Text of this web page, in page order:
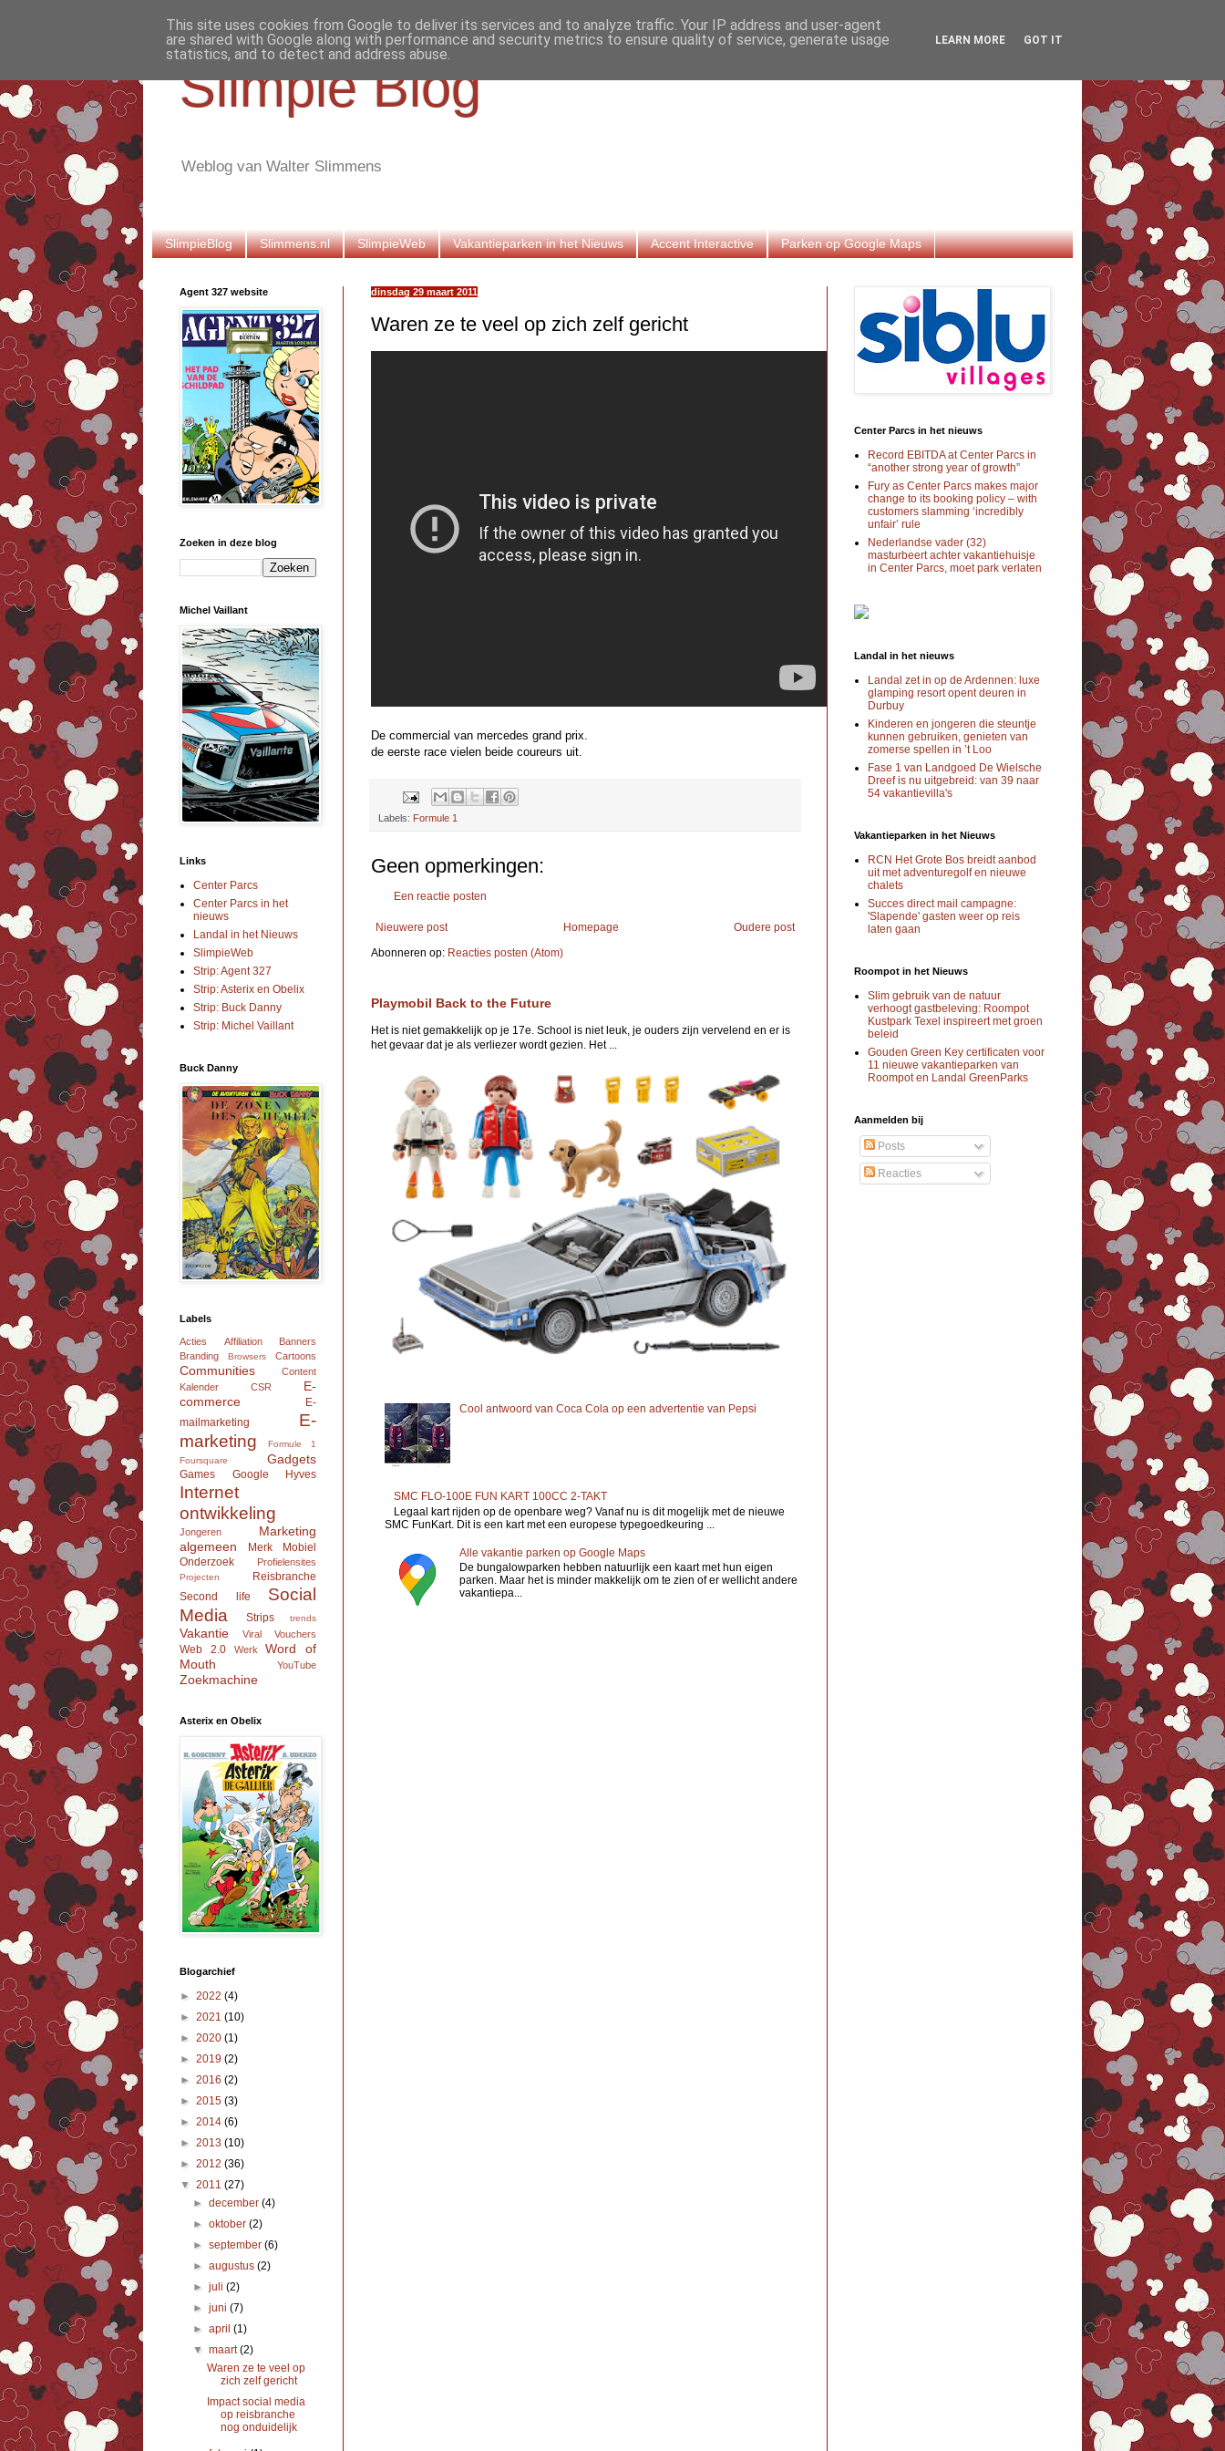
Slimpie Blog
Weblog van Walter Slimmens
SlimpieBlog Slimmens.nl SlimpieWeb Vakantieparken in het Nieuws Accent Interactive Parken op Google Maps
dinsdag 29 maart 2011
Waren ze te veel op zich zelf gericht
De commercial van mercedes grand prix.
de eerste race vielen beide coureurs uit.
Labels: Formule 1
Geen opmerkingen:
Een reactie posten
Nieuwere post Oudere post
Homepage
Abonneren op: Reacties posten (Atom)
Playmobil Back to the Future
Het is niet gemakkelijk op je 17e. School is niet leuk, je ouders zijn vervelend en er is
het gevaar dat je als verliezer wordt gezien. Het ...
Cool antwoord van Coca Cola op een advertentie van Pepsi
SMC FLO-100E FUN KART 100CC 2-TAKT
Legaal kart rijden op de openbare weg? Vanaf nu is dit mogelijk met de nieuwe
SMC FunKart. Dit is een kart met een europese typegoedkeuring ...
Alle vakantie parken op Google Maps
De bungalowparken hebben natuurlijk een kaart met hun eigen
parken. Maar het is minder makkelijk om te zien of er wellicht andere
vakantiepa...
Agent 327 website
Zoeken in deze blog
Michel Vaillant
Links
Center Parcs
Center Parcs in het
nieuws
Landal in het Nieuws
SlimpieWeb
Strip: Agent 327
Strip: Asterix en Obelix
Strip: Buck Danny
Strip: Michel Vaillant
Buck Danny
Labels
Acties Affiliation
Banners
Branding
Browsers Cartoons
Communities
Content
Kalender
CSR
E-
commerce
E-
mailmarketing
E-
marketing
Formule 1
Foursquare
Gadgets
Games Google Hyves
Internet
ontwikkeling
Jongeren
Marketing
algemeen
Merk
Mobiel
Onderzoek
Profielensites
Projecten
Reisbranche
Second life
Social
Media
Strips trends
Vakantie Viral Vouchers
Web 2.0 Werk
Word of
Mouth
YouTube
Zoekmachine
Asterix en Obelix
Blogarchief
► 2022 (4)
► 2021 (10)
► 2020 (1)
► 2019 (2)
► 2016 (2)
► 2015 (3)
► 2014 (6)
► 2013 (10)
► 2012 (36)
▼ 2011 (27)
►december(4)
►oktober(2)
►september(6)
►augustus(2)
►juli(2)
►juni(7)
►april(1)
▼maart(2)
Waren ze te veel op
zich zelf gericht
Impact social media
op reisbranche
nog onduidelijk
Center Parcs in het nieuws
Record EBITDA at Center Parcs in
“another strong year of growth”
Fury as Center Parcs makes major
change to its booking policy – with
customers slamming ‘incredibly
unfair’ rule
Nederlandse vader (32)
masturbeert achter vakantiehuisje
in Center Parcs, moet park verlaten
Landal in het nieuws
Landal zet in op de Ardennen: luxe
glamping resort opent deuren in
Durbuy
Kinderen en jongeren die steuntje
kunnen gebruiken, genieten van
zomerse spellen in ’t Loo
Fase 1 van Landgoed De Wielsche
Dreef is nu uitgebreid: van 39 naar
54 vakantievilla's
Vakantieparken in het Nieuws
RCN Het Grote Bos breidt aanbod
uit met adventuregolf en nieuwe
chalets
Succes direct mail campagne:
'Slapende' gasten weer op reis
laten gaan
Roompot in het Nieuws
Slim gebruik van de natuur
verhoogt gastbeleving: Roompot
Kustpark Texel inspireert met groen
beleid
Gouden Green Key certificaten voor
11 nieuwe vakantieparken van
Roompot en Landal GreenParks
Aanmelden bij
Posts
Reacties
This site uses cookies from Google to deliver its services and to analyze traffic. Your IP address and user-agent
are shared with Google along with performance and security metrics to ensure quality of service, generate usage
statistics, and to detect and address abuse.
LEARN MORE GOT IT